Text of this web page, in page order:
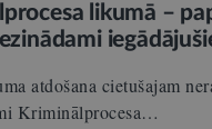
likumā –
atdošana cietušajam
Kriminālprocesa…